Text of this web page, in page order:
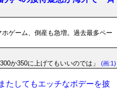
ホゲーム、倒産も急増。過去最多ペー
か350に上げてもいいのでは」
(画:1)
たしてもエッチなボデーを披